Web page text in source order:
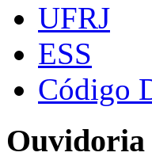
UFRJ
ESS
Código
Ouvidoria